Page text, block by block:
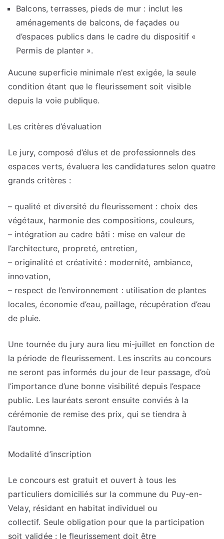
Balcons, terrasses, pieds de mur : inclut les
aménagements de balcons, de façades ou
d’espaces publics dans le cadre du dispositif «
Permis de planter ».
Aucune superficie minimale n’est exigée, la seule
condition étant que le fleurissement soit visible
depuis la voie publique.
Les critères d’évaluation
Le jury, composé d’élus et de professionnels des
espaces verts, évaluera les candidatures selon quatre
grands critères :
– qualité et diversité du fleurissement : choix des
végétaux, harmonie des compositions, couleurs,
– intégration au cadre bâti : mise en valeur de
l’architecture, propreté, entretien,
– originalité et créativité : modernité, ambiance,
innovation,
– respect de l’environnement : utilisation de plantes
locales, économie d’eau, paillage, récupération d’eau
de pluie.
Une tournée du jury aura lieu mi-juillet en fonction de
la période de fleurissement. Les inscrits au concours
ne seront pas informés du jour de leur passage, d’où
l’importance d’une bonne visibilité depuis l’espace
public. Les lauréats seront ensuite conviés à la
cérémonie de remise des prix, qui se tiendra à
l’automne.
Modalité d’inscription
Le concours est gratuit et ouvert à tous les
particuliers domiciliés sur la commune du Puy-en-
Velay, résidant en habitat individuel ou
collectif. Seule obligation pour que la participation
soit validée : le fleurissement doit être